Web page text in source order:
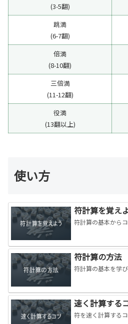
(3-5翻)
跳満
(6-7翻)
倍満
(8-10翻)
三倍満
(11-12翻)
役満
(13翻以上)
使い方
符計算を覚え
符計算の基本から
符計算の方法
符計算の基本を学
速く計算する
符を速く計算する